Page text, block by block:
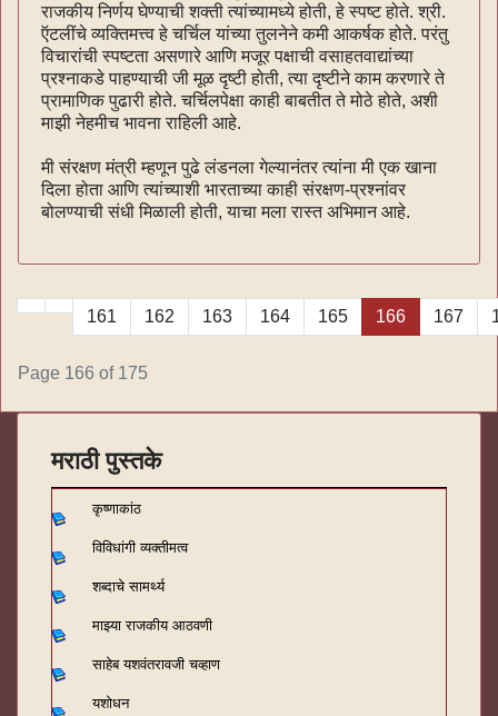
राजकीय निर्णय घेण्याची शक्ती त्यांच्यामध्ये होती, हे स्पष्ट होते. श्री.
ऍटलींचे व्यक्तिमत्त्व हे चर्चिल यांच्या तुलनेने कमी आकर्षक होते. परंतु
विचारांची स्पष्टता असणारे आणि मजूर पक्षाची वसाहतवाद्यांच्या
प्रश्नाकडे पाहण्याची जी मूळ दृष्टी होती, त्या दृष्टीने काम करणारे ते
प्रामाणिक पुढारी होते. चर्चिलपेक्षा काही बाबतीत ते मोठे होते, अशी
माझी नेहमीच भावना राहिली आहे.
मी संरक्षण मंत्री म्हणून पुढे लंडनला गेल्यानंतर त्यांना मी एक खाना
दिला होता आणि त्यांच्याशी भारताच्या काही संरक्षण-प्रश्नांवर
बोलण्याची संधी मिळाली होती, याचा मला रास्त अभिमान आहे.
161 162 163 164 165 166 167
Page 166 of 175
मराठी पुस्तके
कृष्णाकांठ
विविधांगी व्यक्तीमत्व
शब्दाचे सामर्थ्य
माझ्या राजकीय आठवणी
साहेब यशवंतरावजी चव्हाण
यशोधन